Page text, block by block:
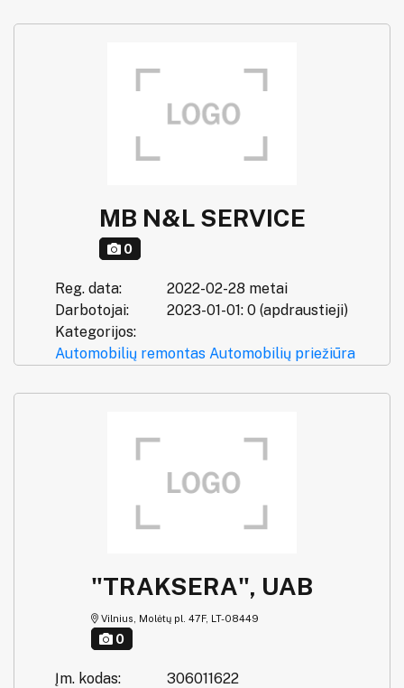
MB N&L SERVICE
0
Reg. data:
2022-02-28 metai
Darbotojai:
2023-01-01: 0 (apdraustieji)
Kategorijos:
Automobilių remontas Automobilių priežiūra
"TRAKSERA", UAB
Vilnius, Molėtų pl. 47F, LT-08449
0
Įm. kodas:
306011622